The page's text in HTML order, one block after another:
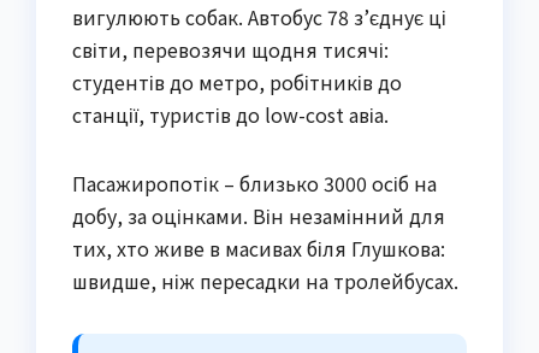
вигулюють собак. Автобус 78 з’єднує ці
світи, перевозячи щодня тисячі:
студентів до метро, робітників до
станції, туристів до low-cost авіа.
Пасажиропотік – близько 3000 осіб на
добу, за оцінками. Він незамінний для
тих, хто живе в масивах біля Глушкова:
швидше, ніж пересадки на тролейбусах.